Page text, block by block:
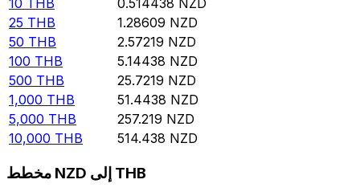
10 THB 0.514438 NZD
25 THB 1.28609 NZD
50 THB 2.57219 NZD
100 THB 5.14438 NZD
500 THB 25.7219 NZD
1,000 THB 51.4438 NZD
5,000 THB 257.219 NZD
10,000 THB 514.438 NZD
مخطط NZD إلى THB